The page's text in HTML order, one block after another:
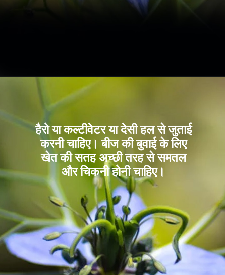
हैरो या कल्टीवेटर या देसी हल से जुताई
करनी चाहिए। बीज की बुवाई के लिए
खेत की सतह अच्छी तरह से समतल
और चिकनी होनी चाहिए।